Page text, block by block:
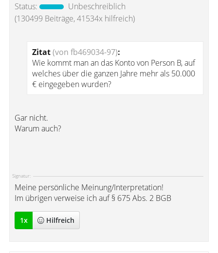
Status:
Unbeschreiblich
(130499 Beiträge, 41534x hilfreich)
Zitat(von fb469034-97):
Wie kommt man an das Konto von Person B, auf
welches über die ganzen Jahre mehr als 50.000
€ eingegeben wurden?
Gar nicht.
Warum auch?
Signatur:
Meine persönliche Meinung/Interpretation!
Im übrigen verweise ich auf § 675 Abs. 2 BGB
1x Hilfreich